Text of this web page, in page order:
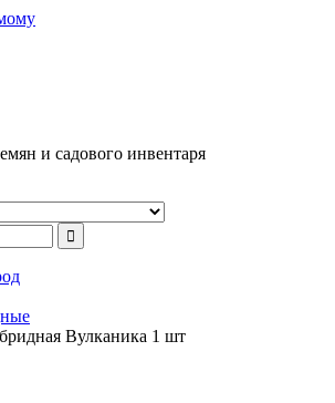
и садового инвентаря
Вулканика 1 шт